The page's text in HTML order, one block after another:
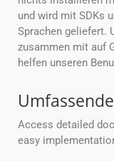
und wird mit SDKs
Sprachen geliefert.
zusammen mit auf
helfen unseren
Access detailed
easy